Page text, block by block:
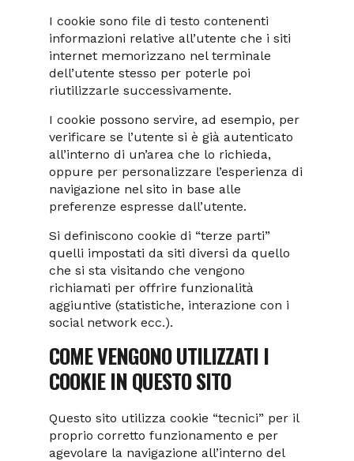
I cookie sono file di testo contenenti
informazioni relative all’utente che i siti
internet memorizzano nel terminale
dell’utente stesso per poterle poi
riutilizzarle successivamente.
I cookie possono servire, ad esempio, per
verificare se l’utente si è già autenticato
all’interno di un’area che lo richieda,
oppure per personalizzare l’esperienza di
navigazione nel sito in base alle
preferenze espresse dall’utente.
Si definiscono cookie di “terze parti”
quelli impostati da siti diversi da quello
che si sta visitando che vengono
richiamati per offrire funzionalità
aggiuntive (statistiche, interazione con i
social network ecc.).
COME VENGONO UTILIZZATI I
COOKIE IN QUESTO SITO
Questo sito utilizza cookie “tecnici” per il
proprio corretto funzionamento e per
agevolare la navigazione all’interno del